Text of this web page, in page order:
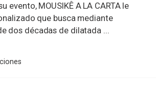
evento, MOUSIKÊ A LA CARTA le
que busca mediante
dos décadas de dilatada ...